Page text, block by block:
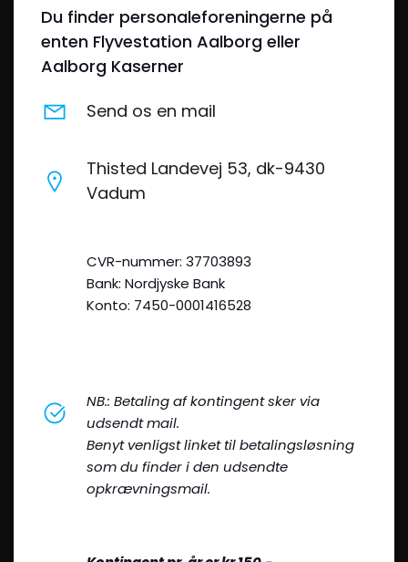
Du finder personaleforeningerne på
enten Flyvestation Aalborg eller
Aalborg Kaserner
Send os en mail
Thisted Landevej 53, dk-9430
Vadum
CVR-nummer: 37703893
Bank: Nordjyske Bank
Konto: 7450-0001416528
NB.: Betaling af kontingent sker via
udsendt mail.
Benyt venligst linket til betalingsløsning
som du finder i den udsendte
opkrævningsmail.